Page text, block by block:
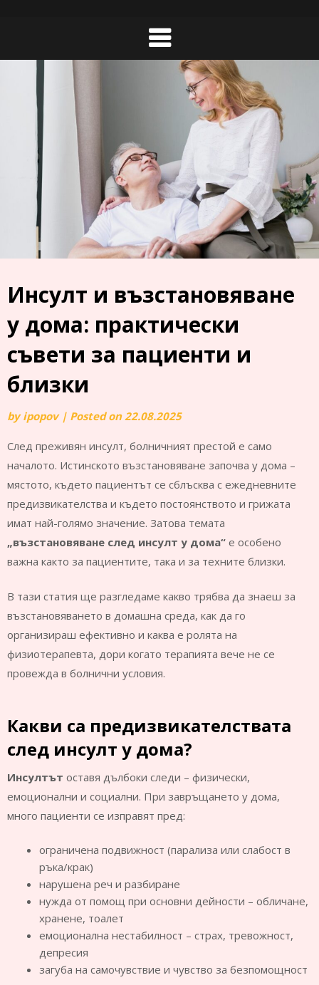
Инсулт и възстановяване
у дома: практически
съвети за пациенти и
близки
byipopov | Posted on 22.08.2025
След преживян инсулт, болничният престой е само
началото. Истинското възстановяване започва у дома –
мястото, където пациентът се сблъсква с ежедневните
предизвикателства и където постоянството и грижата
имат най-голямо значение. Затова темата
„възстановяване след инсулт у дома“ е особено
важна както за пациентите, така и за техните близки.
В тази статия ще разгледаме какво трябва да знаеш за
възстановяването в домашна среда, как да го
организираш ефективно и каква е ролята на
физиотерапевта, дори когато терапията вече не се
провежда в болнични условия.
Какви са предизвикателствата
след инсулт у дома?
Инсултът оставя дълбоки следи – физически,
емоционални и социални. При завръщането у дома,
много пациенти се изправят пред:
ограничена подвижност (парализа или слабост в
ръка/крак)
нарушена реч и разбиране
нужда от помощ при основни дейности – обличане,
хранене, тоалет
емоционална нестабилност – страх, тревожност,
депресия
загуба на самочувствие и чувство за безпомощност